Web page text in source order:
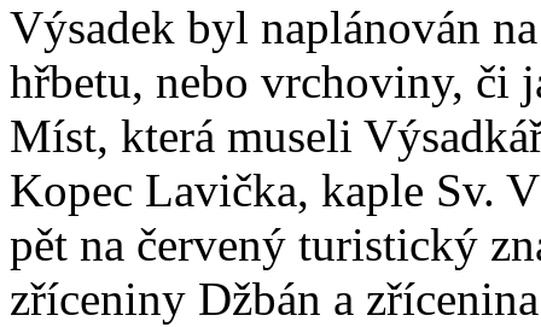
Výsadek byl naplánován
hřbetu, nebo vrchoviny, či
Míst, která museli
Kopec Lavička, kaple Sv.
pět na červený turistický
zříceniny Džbán a